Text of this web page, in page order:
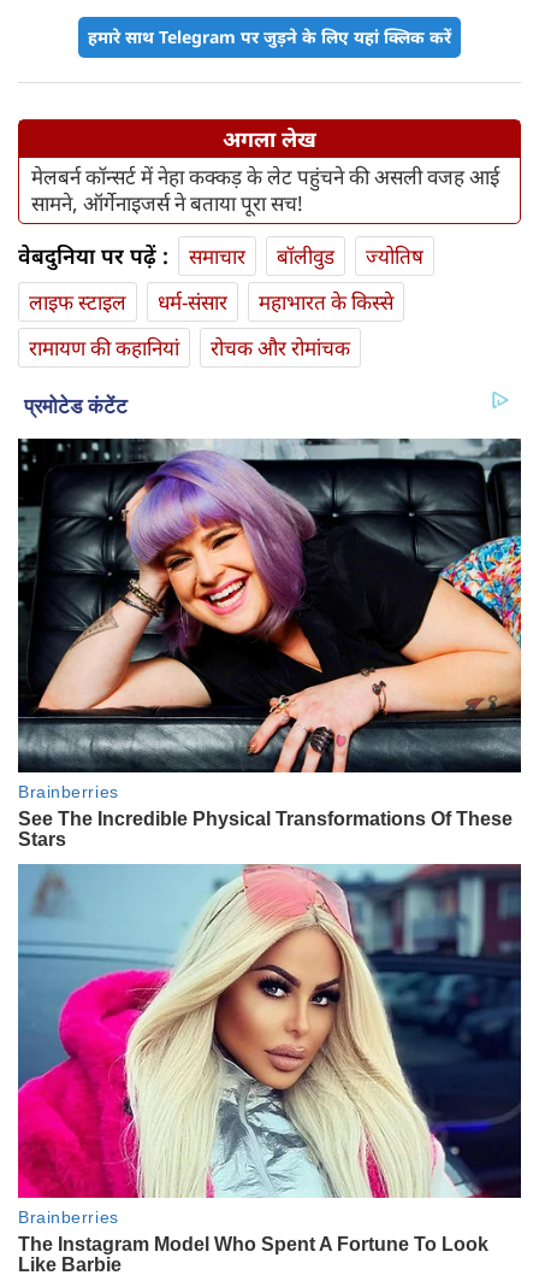
हमारे साथ Telegram पर जुड़ने के लिए यहां क्लिक करें
अगला लेख
मेलबर्न कॉन्सर्ट में नेहा कक्कड़ के लेट पहुंचने की असली वजह आई
सामने, ऑर्गेनाइजर्स ने बताया पूरा सच!
वेबदुनिया पर पढ़ें : समाचार बॉलीवुड
ज्योतिष
लाइफ स्‍टाइल
धर्म-संसार
महाभारत के किस्से
रामायण की कहानियां
रोचक और रोमांचक